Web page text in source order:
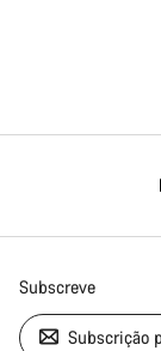
Subscreve
Subscrição